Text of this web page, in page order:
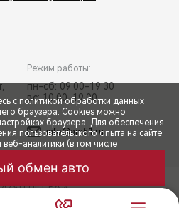
Режим работы:
пн-сб: 09:00-19:30
вс: 10:00-19:00
info@am51.ru
«ТЕНЕТ РУС»
КЛИЕНТСКАЯ ПОДДЕРЖКА
с политикой обработки данных
браузера. Cookies можно
браузера. Для обеспечения
пользовательского опыта на сайте
веб-аналитики (в том числе
и размещением cookie-
обмен авто